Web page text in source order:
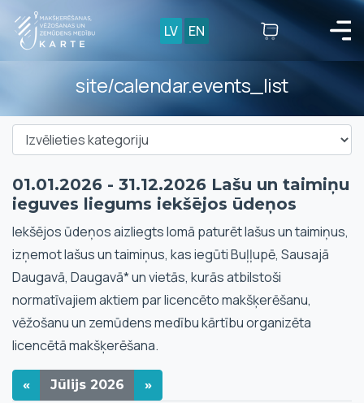
LV EN
site/calendar.events_list
01.01.2026 - 31.12.2026 Lašu un taimiņu
ieguves liegums iekšējos ūdeņos
Iekšējos ūdeņos aizliegts lomā paturēt lašus un taimiņus,
izņemot lašus un taimiņus, kas iegūti Buļļupē, Sausajā
Daugavā, Daugavā* un vietās, kurās atbilstoši
normatīvajiem aktiem par licencēto makšķerēšanu,
vēžošanu un zemūdens medību kārtību organizēta
licencētā makšķerēšana.
« Jūlijs 2026 »